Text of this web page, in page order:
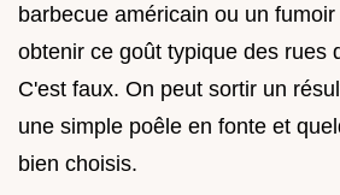
barbecue américain ou un
obtenir ce goût typique des rues
C'est faux. On peut sortir un
une simple poêle en fonte et
bien choisis.